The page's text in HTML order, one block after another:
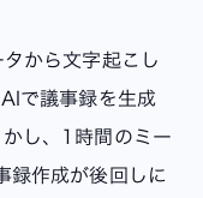
から文字起こし
で議事録を生成
し、1時間のミー
録作成が後回しに